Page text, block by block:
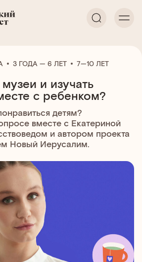
3 ГОДА — 6 ЛЕТ 7—10 ЛЕТ
и изучать
с ребенком?
детям?
вместе с Екатериной
и автором проекта
Новый Иерусалим.